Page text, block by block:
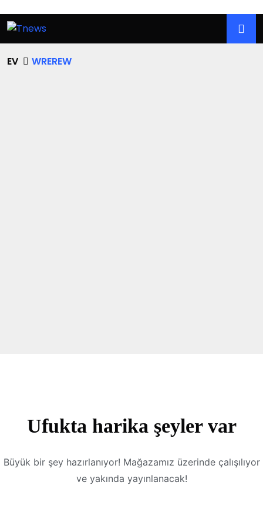
EV WREREW
Ufukta harika şeyler var
Büyük bir şey hazırlanıyor! Mağazamız üzerinde çalışılıyor
ve yakında yayınlanacak!